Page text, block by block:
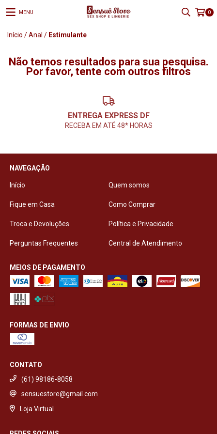
MENU 0
Início /Anal / Estimulante
Não temos resultados para sua pesquisa.
Por favor, tente com outros filtros
ENTREGA EXPRESS DF
RECEBA EM ATÉ 48* HORAS
NAVEGAÇÃO
Início Quem somos
Fique em Casa Como Comprar
Troca e Devoluções Política e Privacidade
Perguntas Frequentes Central de Atendimento
MEIOS DE PAGAMENTO
FORMAS DE ENVIO
CONTATO
(61) 98186-8058
sensuestore@gmail.com
Loja Virtual